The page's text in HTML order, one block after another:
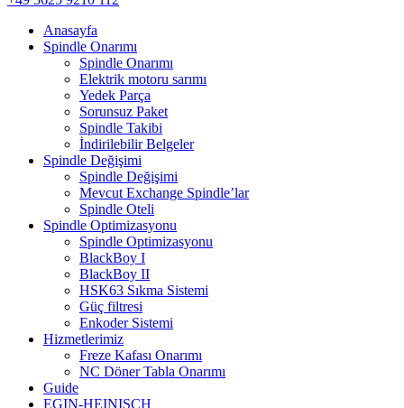
Anasayfa
Spindle Onarımı
Spindle Onarımı
Elektrik motoru sarımı
Yedek Parça
Sorunsuz Paket
Spindle Takibi
İndirilebilir Belgeler
Spindle Değişimi
Spindle Değişimi
Mevcut Exchange Spindle’lar
Spindle Oteli
Spindle Optimizasyonu
Spindle Optimizasyonu
BlackBoy I
BlackBoy II
HSK63 Sıkma Sistemi
Güç filtresi
Enkoder Sistemi
Hizmetlerimiz
Freze Kafası Onarımı
NC Döner Tabla Onarımı
Guide
EGIN-HEINISCH